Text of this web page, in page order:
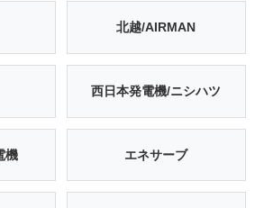
北越/AIRMAN
西日本発電機/ニシハツ
機 エネサーブ